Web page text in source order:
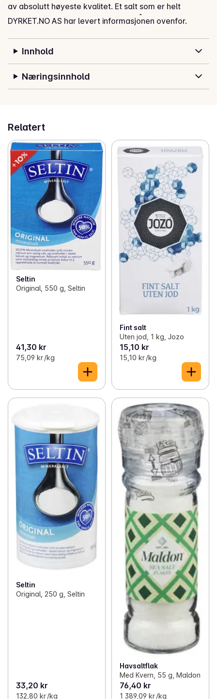
av absolutt høyeste kvalitet. Et salt som er helt
naturlig og uten tilsetningsstoffer. Når HAVSNØ
smaken med sin subtile sprøhet og salte essens. De er
så delikate at de løser seg raskt opp og sørger for en
jevn fordeling av saltet.
DYRKET.NO AS har levert informasjonen ovenfor.
Innhold
Næringsinnhold
Relatert
Seltin
Original, 550 g, Seltin
41,30 kr
75,09 kr /kg
Fint salt
Uten jod, 1 kg, Jozo
15,10 kr
15,10 kr /kg
Seltin
Original, 250 g, Seltin
33,20 kr
132,80 kr /kg
Havsaltflak
Med Kvern, 55 g, Maldon
76,40 kr
1 389,09 kr /kg